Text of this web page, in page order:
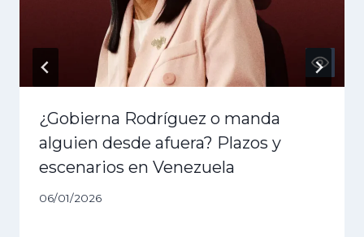
¿Gobierna Rodríguez o manda
alguien desde afuera? Plazos y
escenarios en Venezuela
06/01/2026